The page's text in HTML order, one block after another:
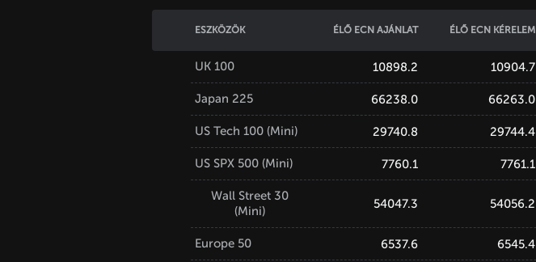
ESZKÖZÖK ÉLŐ ECN AJÁNLAT ÉLŐ ECN KÉRELEM
UK 100 10898.2 10904.7
Japan 225 66238.0 66263.0
US Tech 100 (Mini) 29740.8 29744.4
US SPX 500 (Mini) 7760.1 7761.1
Wall Street 30
(Mini)
54047.3 54056.2
Europe 50 6537.6 6545.4